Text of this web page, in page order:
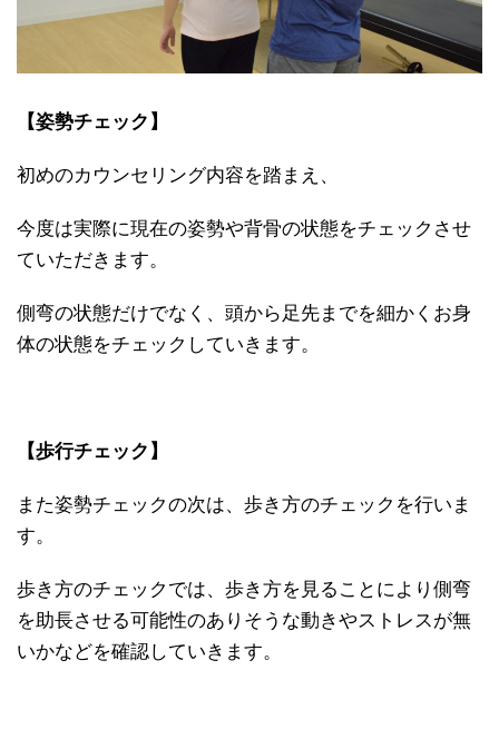
【姿勢チェック】
初めのカウンセリング内容を踏まえ、
今度は実際に現在の姿勢や背骨の状態をチェックさせ
ていただきます。
側弯の状態だけでなく、 頭から足先までを細かくお身
体の状態をチェックしていきます。
【歩行チェック】
また姿勢チェックの次は、歩き方のチェックを行いま
す。
歩き方のチェックでは、歩き方を見ることにより側弯
を助長させる可能性のありそうな動きやストレスが無
いかなどを確認していきます。